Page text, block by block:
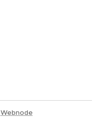
Webnode